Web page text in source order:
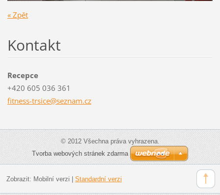
« Zpět
Kontakt
Recepce
+420 605 036 361
fitness-trsice@seznam.cz
© 2012 Všechna práva vyhrazena.
Tvorba webových stránek zdarma
Zobrazit: Mobilní verzi Standardní verzi